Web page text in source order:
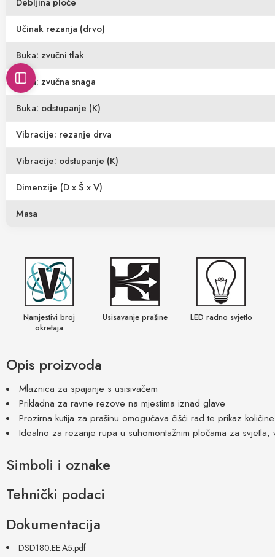
Opis proizvoda
Mlaznica za spajanje s usisivačem
Prikladna za ravne rezove na mjestima iznad glave
Prozirna kutija za prašinu omogućava čišći rad te prikaz
Idealno za rezanje rupa u suhomontažnim pločama za svjetla,
Simboli i oznake
Namjestivi broj
okretaja
Usisavanje prašine LED radno svjetlo
Tehnički podaci
Učinak rezanja (drvo)
Buka: zvučni tlak
Buka: zvučna snaga
Buka: odstupanje (K)
Vibracije: rezanje drva
Vibracije: odstupanje (K)
Dimenzije (D x Š x V)
Masa
Dokumentacija
DSD180.EE.A5.pdf